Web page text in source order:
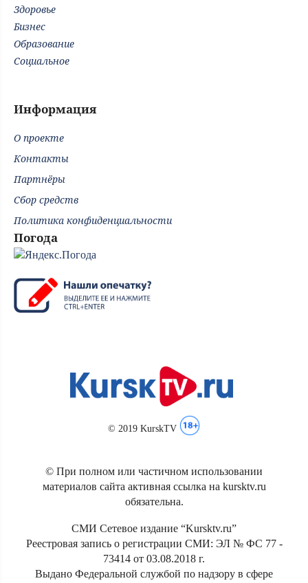
Здоровье
Бизнес
Образование
Социальное
Информация
О проекте
Контакты
Партнёры
Сбор средств
Политика конфиденциальности
Погода
© 2019 KurskTV
© При полном или частичном использовании
материалов сайта активная ссылка на kursktv.ru
обязательна.
СМИ Сетевое издание “Kursktv.ru”
Реестровая запись о регистрации СМИ: ЭЛ № ФС 77 -
73414 от 03.08.2018 г.
Выдано Федеральной службой по надзору в сфере